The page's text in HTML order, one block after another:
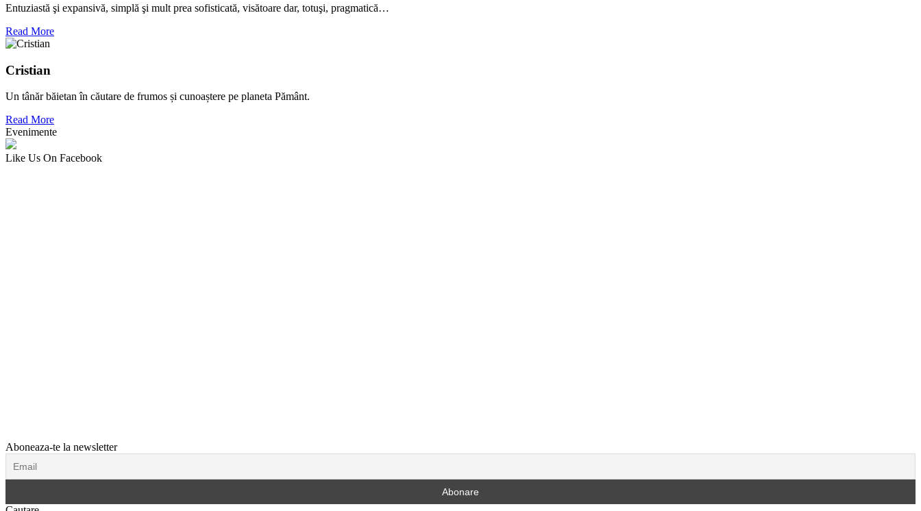
Entuziastă şi expansivă, simplă şi mult prea sofisticată, visătoare dar, totuşi, pragmatică…
Read More
Cristian
Un tânăr băietan în căutare de frumos și cunoaștere pe planeta Pământ.
Read More
Evenimente
Like Us On Facebook
Aboneaza-te la newsletter